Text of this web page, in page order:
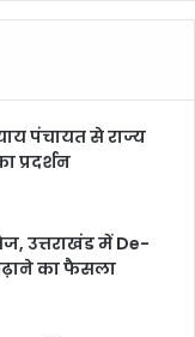
पंचायत से राज्य
प्रदर्शन
उत्तराखंड में De-
का फैसला